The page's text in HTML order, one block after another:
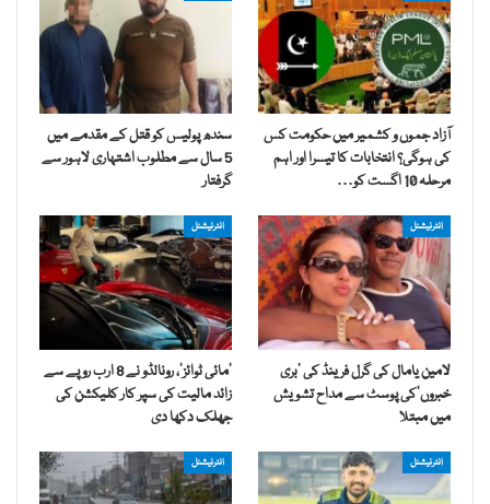
آزاد جموں و کشمیر میں حکومت کس
کی ہوگی؟ انتخابات کا تیسرا اور اہم
مرحلہ 10 اگست کو…
سندھ پولیس کو قتل کے مقدمے میں
5 سال سے مطلوب اشتہاری لاہور سے
گرفتار
انٹرنیشنل
لامین یامال کی گرل فرینڈ کی ’بری
خبروں‘کی پوسٹ سے مداح تشویش
میں مبتلا
انٹرنیشنل
’مائی ٹوائز‘، رونالڈو نے 8 ارب روپے سے
زائد مالیت کی سپر کار کلیکشن کی
جھلک دکھا دی
انٹرنیشنل انٹرنیشنل